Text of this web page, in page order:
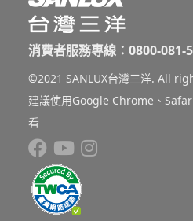
消費者服務專線：0800-081-
©2021 SANLUX台灣三洋. All
建議使用Google Chrome、
看